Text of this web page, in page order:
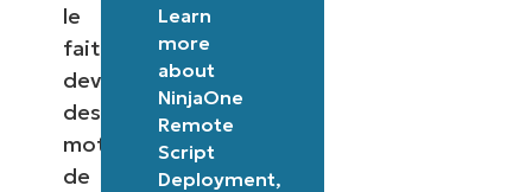
le
fait
deviner
des
mots
de
Learn
more
about
NinjaOne
Remote
Script
Deployment,